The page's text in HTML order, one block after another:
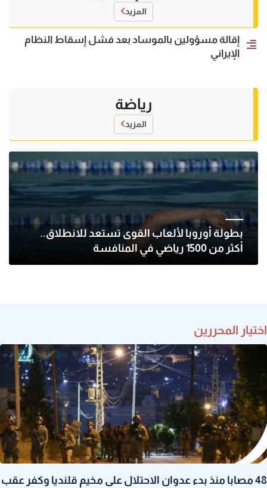
المزيد
إقالة مسؤولين بالموساد بعد فشل إسقاط النظام
الإيراني
رياضة
المزيد
بطولة أوروبا لألعاب القوى تستعد للانطلاق..
أكثر من 1500 رياضي في المنافسة
اختيار المحررين
48 مصابا منذ بدء عدوان الاحتلال على مخيم قلنديا وكفر عقب